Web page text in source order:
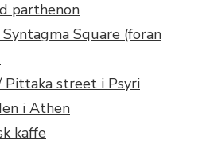
parthenon
Square (foran
Pittaka street i Psyri
i Athen
kaffe